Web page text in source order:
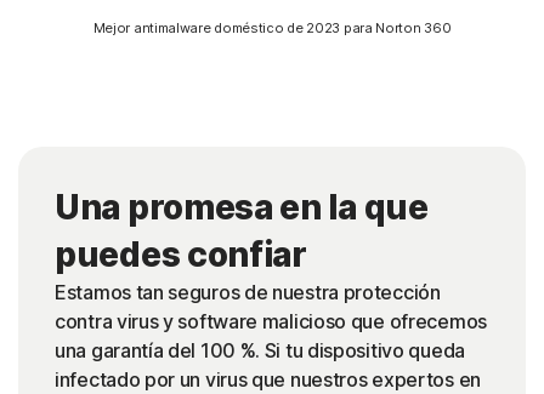
Mejor antimalware doméstico de 2023 para Norton 360
Una promesa en la que
puedes confiar
Estamos tan seguros de nuestra protección
contra virus y software malicioso que ofrecemos
una garantía del 100 %. Si tu dispositivo queda
infectado por un virus que nuestros expertos en